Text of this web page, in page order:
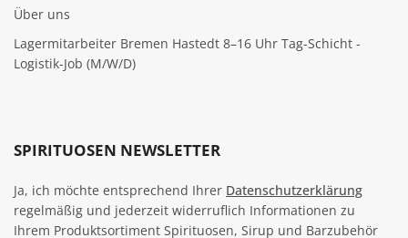
Über uns
Lagermitarbeiter Bremen Hastedt 8–16 Uhr Tag-Schicht -
Logistik-Job (M/W/D)
SPIRITUOSEN NEWSLETTER
Ja, ich möchte entsprechend Ihrer Datenschutzerklärung
regelmäßig und jederzeit widerruflich Informationen zu
Ihrem Produktsortiment Spirituosen, Sirup und Barzubehör